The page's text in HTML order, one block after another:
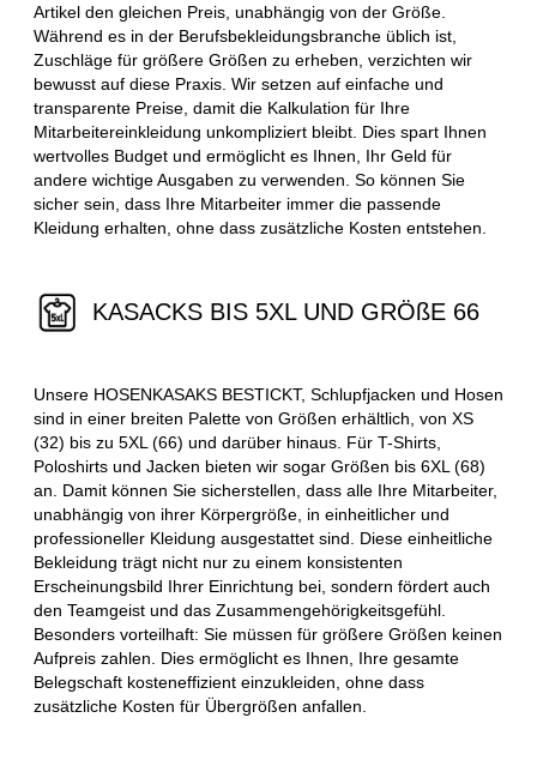
Artikel den gleichen Preis, unabhängig von der Größe.
Während es in der Berufsbekleidungsbranche üblich ist,
Zuschläge für größere Größen zu erheben, verzichten wir
bewusst auf diese Praxis. Wir setzen auf einfache und
transparente Preise, damit die Kalkulation für Ihre
Mitarbeitereinkleidung unkompliziert bleibt. Dies spart Ihnen
wertvolles Budget und ermöglicht es Ihnen, Ihr Geld für
andere wichtige Ausgaben zu verwenden. So können Sie
sicher sein, dass Ihre Mitarbeiter immer die passende
Kleidung erhalten, ohne dass zusätzliche Kosten entstehen.
KASACKS BIS 5XL UND GRÖßE 66
Unsere HOSENKASAKS BESTICKT, Schlupfjacken und Hosen
sind in einer breiten Palette von Größen erhältlich, von XS
(32) bis zu 5XL (66) und darüber hinaus. Für T-Shirts,
Poloshirts und Jacken bieten wir sogar Größen bis 6XL (68)
an. Damit können Sie sicherstellen, dass alle Ihre Mitarbeiter,
unabhängig von ihrer Körpergröße, in einheitlicher und
professioneller Kleidung ausgestattet sind. Diese einheitliche
Bekleidung trägt nicht nur zu einem konsistenten
Erscheinungsbild Ihrer Einrichtung bei, sondern fördert auch
den Teamgeist und das Zusammengehörigkeitsgefühl.
Besonders vorteilhaft: Sie müssen für größere Größen keinen
Aufpreis zahlen. Dies ermöglicht es Ihnen, Ihre gesamte
Belegschaft kosteneffizient einzukleiden, ohne dass
zusätzliche Kosten für Übergrößen anfallen.